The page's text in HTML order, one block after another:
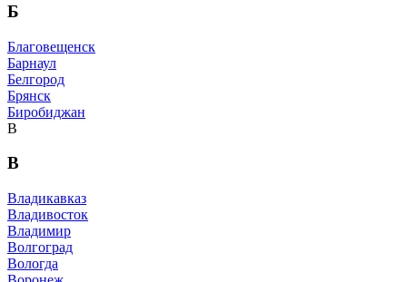
Б
Благовещенск
Барнаул
Белгород
Брянск
Биробиджан
В
В
Владикавказ
Владивосток
Владимир
Волгоград
Вологда